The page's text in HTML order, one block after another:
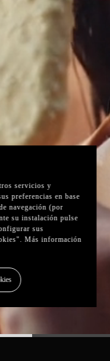
servicios y
preferencias en base
navegación (por
su instalación pulse
sus
Más información